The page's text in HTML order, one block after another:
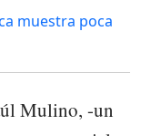
muestra poca
Mulino, -un